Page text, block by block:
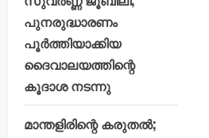
പുനരുദ്ധാരണം
പൂർത്തിയാക്കിയ
ദൈവാലയത്തിന്റെ
കൂദാശ നടന്നു
മാന്തളിരിന്റെ കരുതൽ;